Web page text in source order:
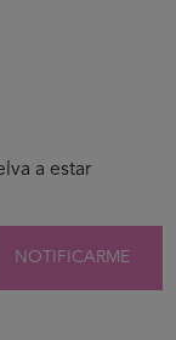
a estar
NOTIFICARME